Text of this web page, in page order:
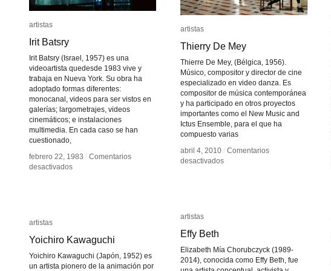
artistas
Irit Batsry
Irit Batsry (Israel, 1957) es una
videoartista quedesde 1983 vive y
trabaja en Nueva York. Su obra ha
adoptado formas diferentes:
monocanal, videos para ser vistos en
galerías; largometrajes, videos
cinemáticos; e instalaciones
multimedia. En cada caso se han
cuestionado,
febrero 22, 1983 / Comentarios
desactivadosen
artistas
Irit Batsry
febrero 22, 1983 / Comentarios
desactivadosen
artistas
Thierry De Mey
Thierre De Mey, (Bélgica, 1956).
Músico, compositor y director de cine
especializado en video danza. Es
compositor de música contemporánea
y ha participado en otros proyectos
importantes como el New Music and
Ictus Ensemble, para el que ha
compuesto varias
abril 4, 2010 / Comentarios
desactivadosen
artistas
Thierry De Mey
abril 4, 2010 / Comentarios
desactivadosen
artistas
Effy Beth
Elizabeth Mía Chorubczyck (1989-
2014), conocida como Effy Beth, fue
artistas
Effy Beth
artistas
Yoichiro Kawaguchi
Yoichiro Kawaguchi (Japón, 1952) es
un artista pionero de la animación por
artistas
Yoichiro Kawaguchi